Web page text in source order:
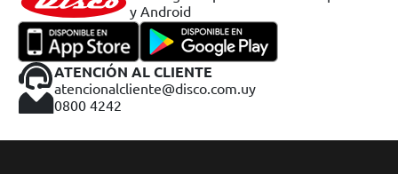
y Android
ATENCIÓN AL CLIENTE
atencionalcliente@disco.com.uy
0800 4242